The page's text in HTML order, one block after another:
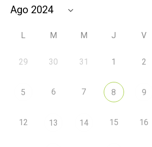
L M M J V
29 30 31 1 2
5 6 7 8 9
12 13 14 15 16